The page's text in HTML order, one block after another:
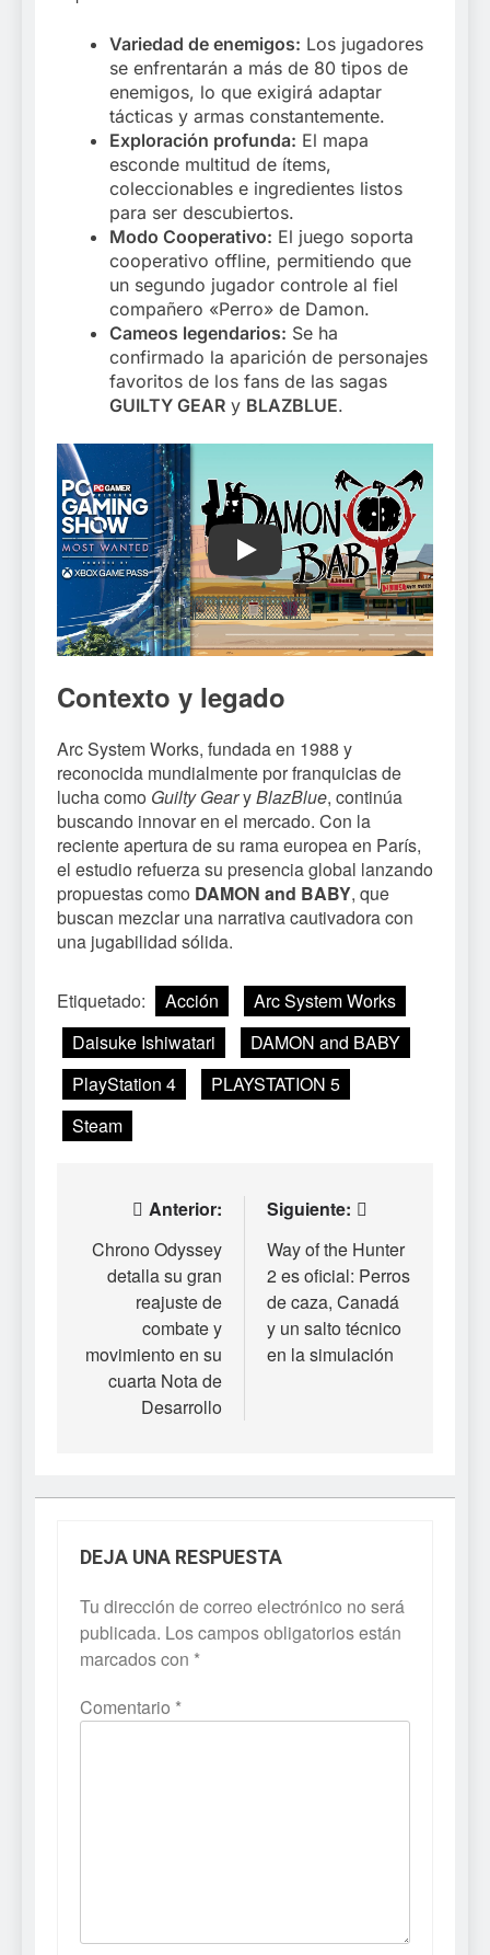
Variedad de enemigos: Los jugadores
se enfrentarán a más de 80 tipos de
enemigos, lo que exigirá adaptar
tácticas y armas constantemente.
Exploración profunda: El mapa
esconde multitud de ítems,
coleccionables e ingredientes listos
para ser descubiertos.
Modo Cooperativo: El juego soporta
cooperativo offline, permitiendo que
un segundo jugador controle al fiel
compañero «Perro» de Damon.
Cameos legendarios: Se ha
confirmado la aparición de personajes
favoritos de los fans de las sagas
GUILTY GEAR y BLAZBLUE.
Play
Contexto y legado
Arc System Works, fundada en 1988 y
reconocida mundialmente por franquicias de
lucha como Guilty GearyBlazBlue, continúa
buscando innovar en el mercado. Con la
reciente apertura de su rama europea en París,
el estudio refuerza su presencia global lanzando
propuestas como DAMON and BABY, que
buscan mezclar una narrativa cautivadora con
una jugabilidad sólida.
Etiquetado: Acción
Arc System Works
Daisuke Ishiwatari
DAMON and BABY
PlayStation 4
PLAYSTATION 5
Steam
Navegación
de
entradas
Anterior:
Chrono Odyssey
detalla su gran
reajuste de
combate y
movimiento en su
cuarta Nota de
Desarrollo
Siguiente:
Way of the Hunter
2 es oficial: Perros
de caza, Canadá
y un salto técnico
en la simulación
DEJA UNA RESPUESTA
Tu dirección de correo electrónico no será
publicada. Los campos obligatorios están
marcados con *
Comentario *